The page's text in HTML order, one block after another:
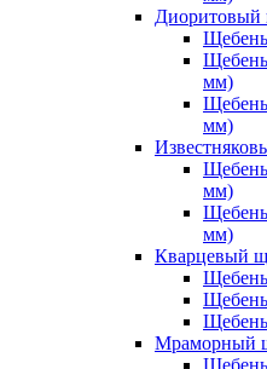
Диоритовый
мм)
мм)
Щебень
мм)
Щебень
мм)
Кварцевый
Мраморный